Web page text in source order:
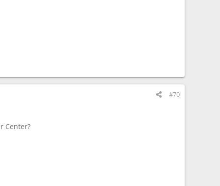
#70
Center?